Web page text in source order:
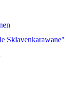
Sklavenkarawane"